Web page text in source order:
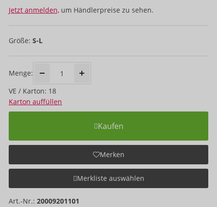
Jetzt anmelden, um Händlerpreise zu sehen.
Größe: S-L
Menge:
VE / Karton: 18
Karton auffüllen
Kaufen
Merken
Merkliste auswählen
Art.-Nr.: 20009201101